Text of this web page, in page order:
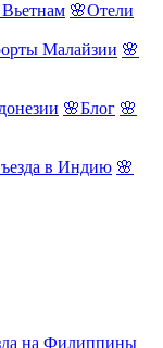
🌸Отели
Малайзии 🌸
🌸Блог 🌸
в Индию 🌸
на Филиппины